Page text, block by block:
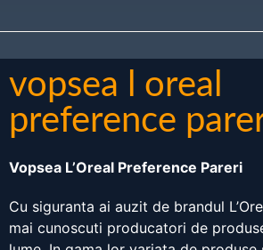
vopsea l oreal
preference
Vopsea L’Oreal Preference Pareri
Cu siguranta ai auzit de brandul
mai cunoscuti producatori de